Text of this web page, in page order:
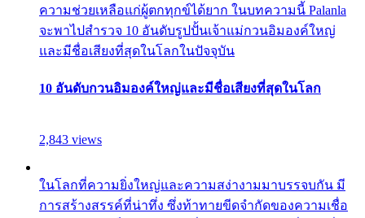
ความช่วยเหลือแก่ผู้ตกทุกข์ได้ยาก ในบทความนี้ Palanla
จะพาไปสำรวจ 10 อันดับรูปปั้นเจ้าแม่กวนอิมองค์ใหญ่
และมีชื่อเสียงที่สุดในโลกในปัจจุบัน
10 อันดับกวนอิมองค์ใหญ่และมีชื่อเสียงที่สุดในโลก
2,843 views
ในโลกที่ความยิ่งใหญ่และความสง่างามมาบรรจบกัน มี
การสร้างสรรค์ที่น่าทึ่ง ซึ่งท้าทายขีดจำกัดของความเชื่อ